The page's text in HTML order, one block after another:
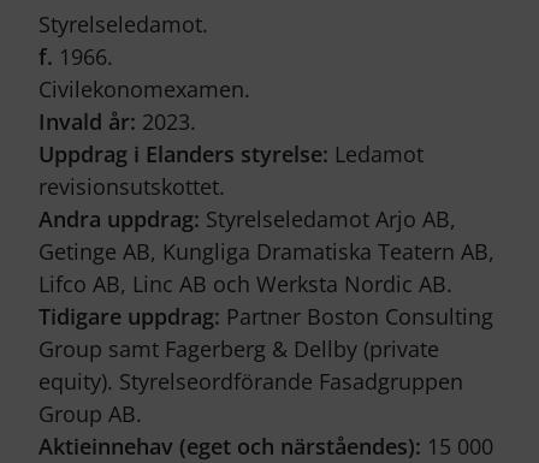
Styrelseledamot.
f. 1966.
Civilekonomexamen.
Invald år: 2023.
Uppdrag i Elanders styrelse: Ledamot
revisionsutskottet.
Andra uppdrag: Styrelseledamot Arjo AB,
Getinge AB, Kungliga Dramatiska Teatern AB,
Lifco AB, Linc AB och Werksta Nordic AB.
Tidigare uppdrag: Partner Boston Consulting
Group samt Fagerberg & Dellby (private
equity). Styrelseordförande Fasadgruppen
Group AB.
Aktieinnehav (eget och närståendes): 15 000